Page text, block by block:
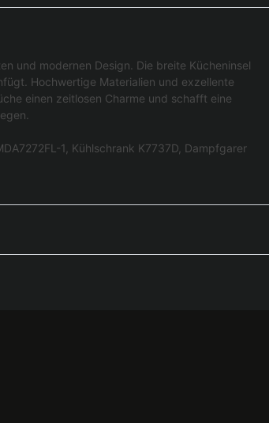
und modernen Design. Die breite Kücheninsel
Hochwertige Materialien und exzellente
einen zeitlosen Charme und schafft eine
1, Kühlschrank K7737D, Dampfgarer